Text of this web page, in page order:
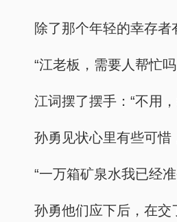
除了那个年轻的幸存者
“江老板，需要人帮忙
江词摆了摆手：“不用
孙勇见状心里有些可惜
“一万箱矿泉水我已经
孙勇他们应下后，在交